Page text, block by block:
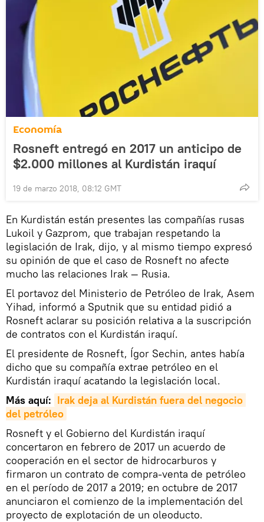
Economía
Rosneft entregó en 2017 un anticipo de
$2.000 millones al Kurdistán iraquí
19 de marzo 2018, 08:12 GMT
En Kurdistán están presentes las compañías rusas
Lukoil y Gazprom, que trabajan respetando la
legislación de Irak, dijo, y al mismo tiempo expresó
su opinión de que el caso de Rosneft no afecte
mucho las relaciones Irak — Rusia.
El portavoz del Ministerio de Petróleo de Irak, Asem
Yihad, informó a Sputnik que su entidad pidió a
Rosneft aclarar su posición relativa a la suscripción
de contratos con el Kurdistán iraquí.
El presidente de Rosneft, Ígor Sechin, antes había
dicho que su compañía extrae petróleo en el
Kurdistán iraquí acatando la legislación local.
Más aquí: Irak deja al Kurdistán fuera del negocio
del petróleo
Rosneft y el Gobierno del Kurdistán iraquí
concertaron en febrero de 2017 un acuerdo de
cooperación en el sector de hidrocarburos y
firmaron un contrato de compra-venta de petróleo
en el período de 2017 a 2019; en octubre de 2017
anunciaron el comienzo de la implementación del
proyecto de explotación de un oleoducto.